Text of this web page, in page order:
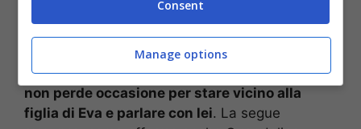
si sta formando una nuova
sbarcata negli Honduras, Edoardo Tavassi ha
perso la testa per lei.Il fratello dell’influencer
non perde occasione per stare vicino alla
figlia di Eva e parlare con lei. La segue
Consent
Manage options